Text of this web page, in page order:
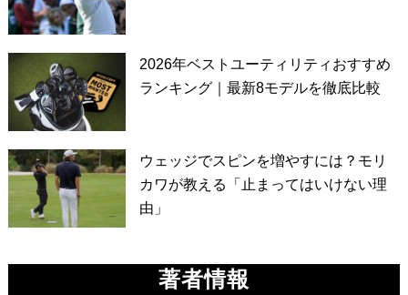
2026年ベストユーティリティおすすめ
ランキング｜最新8モデルを徹底比較
ウェッジでスピンを増やすには？モリ
カワが教える「止まってはいけない理
由」
著者情報